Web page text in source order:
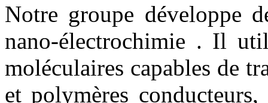
Notre groupe développe
nano-électrochimie . Il
moléculaires capables de
et polymères